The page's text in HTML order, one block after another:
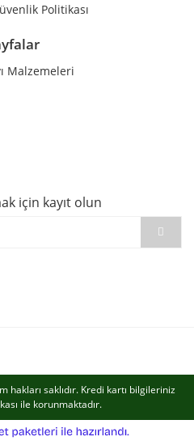
Politikası
Malzemeleri
için kayıt olun
hakları saklıdır. Kredi kartı bilgileriniz
ile korunmaktadır.
e-